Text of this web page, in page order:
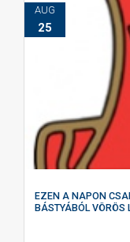
AUG
25
EZEN A NAPON
BÁSTYÁBÓL VÖRÖS